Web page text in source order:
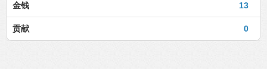
13
金钱
0
贡献